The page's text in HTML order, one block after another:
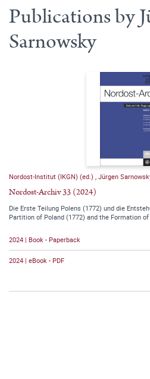
Publications by
Sarnowsky
Nordost-Institut (IKGN) (ed.) Jürgen
Nordost-Archiv 33 (2024)
Die Erste Teilung Polens (1772) und die
Partition of Poland (1772) and the Formation
2024 | Book - Paperback
2024 | eBook - PDF